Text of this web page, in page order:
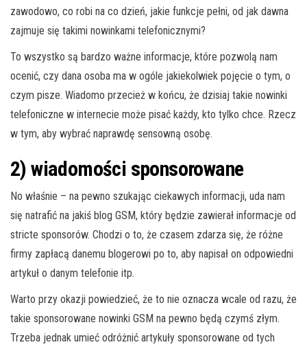
zawodowo, co robi na co dzień, jakie funkcje pełni, od jak dawna
zajmuje się takimi nowinkami telefonicznymi?
To wszystko są bardzo ważne informacje, które pozwolą nam
ocenić, czy dana osoba ma w ogóle jakiekolwiek pojęcie o tym, o
czym pisze. Wiadomo przecież w końcu, że dzisiaj takie nowinki
telefoniczne w internecie może pisać każdy, kto tylko chce. Rzecz
w tym, aby wybrać naprawdę sensowną osobę.
2) wiadomości sponsorowane
No właśnie – na pewno szukając ciekawych informacji, uda nam
się natrafić na jakiś blog GSM, który będzie zawierał informacje od
stricte sponsorów. Chodzi o to, że czasem zdarza się, że różne
firmy zapłacą danemu blogerowi po to, aby napisał on odpowiedni
artykuł o danym telefonie itp.
Warto przy okazji powiedzieć, że to nie oznacza wcale od razu, że
takie sponsorowane nowinki GSM na pewno będą czymś złym.
Trzeba jednak umieć odróżnić artykuły sponsorowane od tych